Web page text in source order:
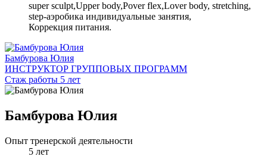
super sculpt,Upper body,Pover flex,Lover body, stretching,
step-аэробика индивидуальные занятия,
Коррекция питания.
Бамбурова Юлия
ИНСТРУКТОР ГРУППОВЫХ ПРОГРАММ
Стаж работы 5 лет
Бамбурова Юлия
Опыт тренерской деятельности
5 лет